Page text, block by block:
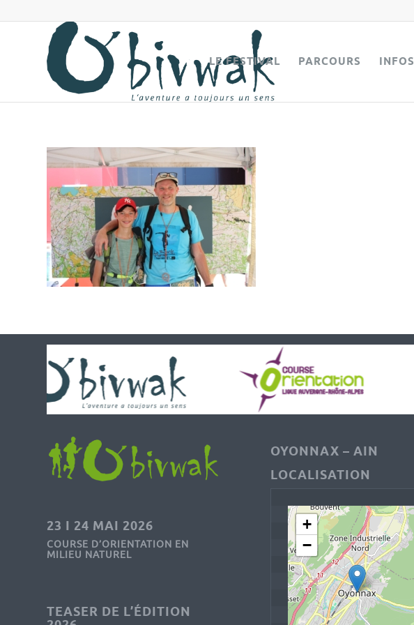
LE FESTIVAL PARCOURS INFOS
23 I 24 MAI 2026
COURSE D’ORIENTATION EN
MILIEU NATUREL
TEASER DE L’ÉDITION
OYONNAX – AIN
LOCALISATION
+
−